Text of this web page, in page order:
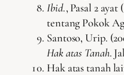
Ibid., Pasal 2
tentang Pokok
Santoso, Urip.
Hak atas Tanah.
Hak atas tanah